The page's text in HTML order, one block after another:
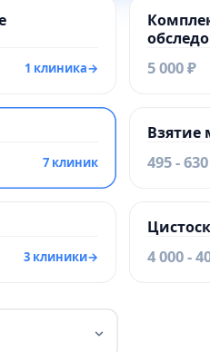
1 клиника→ 5 000 ₽
7 клиник
Взятие
495 -
3 клиники→ 4 000 -